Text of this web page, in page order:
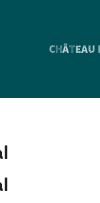
CHÂTEAU